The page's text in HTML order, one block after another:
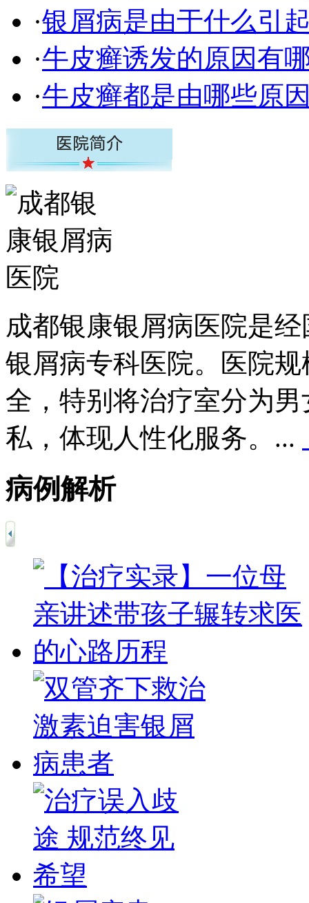
·银屑病是由于什么引
·牛皮癣诱发的原因有
·牛皮癣都是由哪些原
成都银康银屑病医院是
银屑病专科医院。医院
全，特别将治疗室分为
私，体现人性化服务。...
病例解析